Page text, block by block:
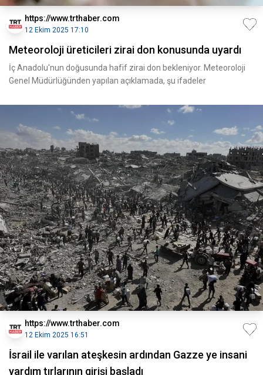
https://www.trthaber.com
12 Ekim 2025 17:10
Meteoroloji üreticileri zirai don konusunda uyardı
İç Anadolu'nun doğusunda hafif zirai don bekleniyor. Meteoroloji
Genel Müdürlüğünden yapılan açıklamada, şu ifadeler
https://www.trthaber.com
12 Ekim 2025 16:51
İsrail ile varılan ateşkesin ardından Gazze ye insani
yardım tırlarının girişi başladı